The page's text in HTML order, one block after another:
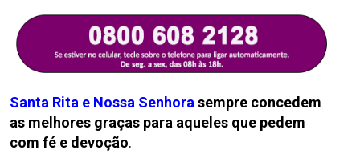
Santa Rita e Nossa Senhora sempre concedem
as melhores graças para aqueles que pedem
com fé e devoção.